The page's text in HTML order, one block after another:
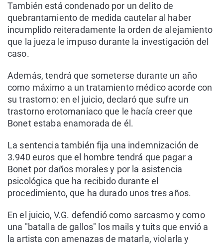
También está condenado por un delito de
quebrantamiento de medida cautelar al haber
incumplido reiteradamente la orden de alejamiento
que la jueza le impuso durante la investigación del
caso.
Además, tendrá que someterse durante un año
como máximo a un tratamiento médico acorde con
su trastorno: en el juicio, declaró que sufre un
trastorno erotomaniaco que le hacía creer que
Bonet estaba enamorada de él.
La sentencia también fija una indemnización de
3.940 euros que el hombre tendrá que pagar a
Bonet por daños morales y por la asistencia
psicológica que ha recibido durante el
procedimiento, que ha durado unos tres años.
En el juicio, V.G. defendió como sarcasmo y como
una "batalla de gallos" los mails y tuits que envió a
la artista con amenazas de matarla, violarla y